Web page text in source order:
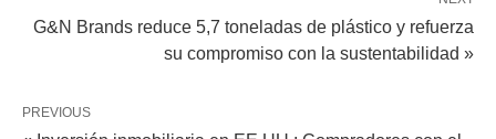
G&N Brands reduce 5,7 toneladas de plástico y refuerza
su compromiso con la sustentabilidad »
PREVIOUS